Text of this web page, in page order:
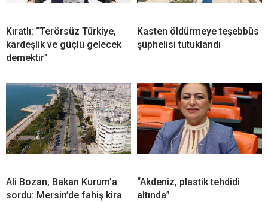
Kıratlı: “Terörsüz Türkiye,
kardeşlik ve güçlü gelecek
demektir”
Kasten öldürmeye teşebbüs
şüphelisi tutuklandı
Ali Bozan, Bakan Kurum’a
sordu: Mersin’de fahiş kira
“Akdeniz, plastik tehdidi
altında”